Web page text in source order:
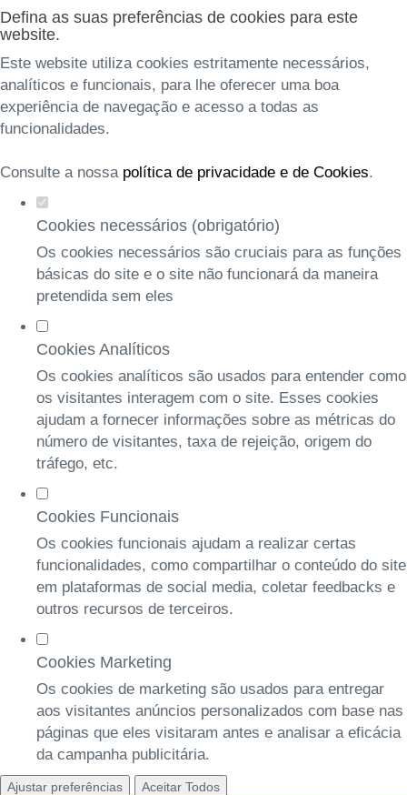
Defina as suas preferências de cookies para este
website.
Este website utiliza cookies estritamente necessários,
analíticos e funcionais, para lhe oferecer uma boa
experiência de navegação e acesso a todas as
funcionalidades.
Consulte a nossa política de privacidade e de Cookies.
Cookies necessários (obrigatório)
Os cookies necessários são cruciais para as funções
básicas do site e o site não funcionará da maneira
pretendida sem eles
Cookies Analíticos
Os cookies analíticos são usados para entender como
os visitantes interagem com o site. Esses cookies
ajudam a fornecer informações sobre as métricas do
número de visitantes, taxa de rejeição, origem do
tráfego, etc.
Cookies Funcionais
Os cookies funcionais ajudam a realizar certas
funcionalidades, como compartilhar o conteúdo do site
em plataformas de social media, coletar feedbacks e
outros recursos de terceiros.
Cookies Marketing
Os cookies de marketing são usados para entregar
aos visitantes anúncios personalizados com base nas
páginas que eles visitaram antes e analisar a eficácia
da campanha publicitária.
Ajustar preferências Aceitar Todos